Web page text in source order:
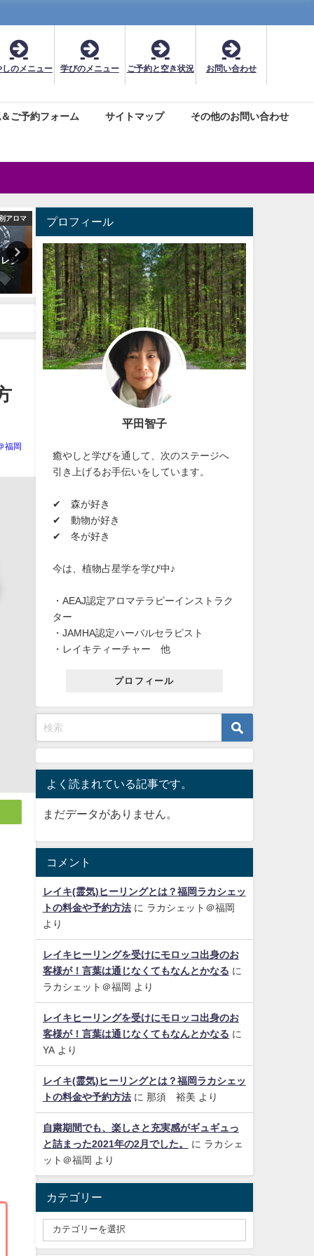
しのメニュー 学びのメニュー ご予約と空き状況 お問い合わせ
ご予約フォーム サイトマップ その他のお問い合わせ
アロマ
シ
メディカルハーブ検定とハーブ
＆ライフ検定を受験される方へ
2020年2月24日
レイキ・アチューンメント(
の受講料や特徴メリットに
て
2025年5月25日
福岡
プロフィール
平田智子
癒やしと学びを通して、次のステージへ
引き上げるお手伝いをしています。
✔ 森が好き
✔ 動物が好き
✔ 冬が好き
今は、植物占星学を学び中♪
・AEAJ認定アロマテラピーインストラク
ター
・JAMHA認定ハーバルセラピスト
・レイキティーチャー 他
プロフィール
よく読まれている記事です。
まだデータがありません。
コメント
レイキ(霊気)ヒーリングとは？福岡ラカシェッ
トの料金や予約方法に ラカシェット＠福岡
より
レイキヒーリングを受けにモロッコ出身のお
客様が！言葉は通じなくてもなんとかなる に
ラカシェット＠福岡 より
レイキヒーリングを受けにモロッコ出身のお
客様が！言葉は通じなくてもなんとかなる に
YAより
レイキ(霊気)ヒーリングとは？福岡ラカシェッ
トの料金や予約方法に 那須 裕美 より
自粛期間でも、楽しさと充実感がギュギュっ
と詰まった2021年の2月でした。
に ラカシェ
ット＠福岡 より
カテゴリー